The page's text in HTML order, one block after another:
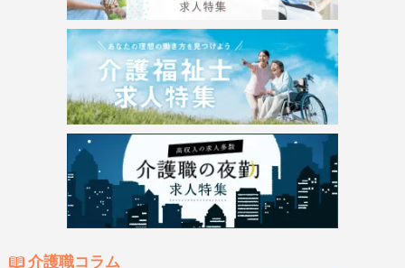
介護職コラム